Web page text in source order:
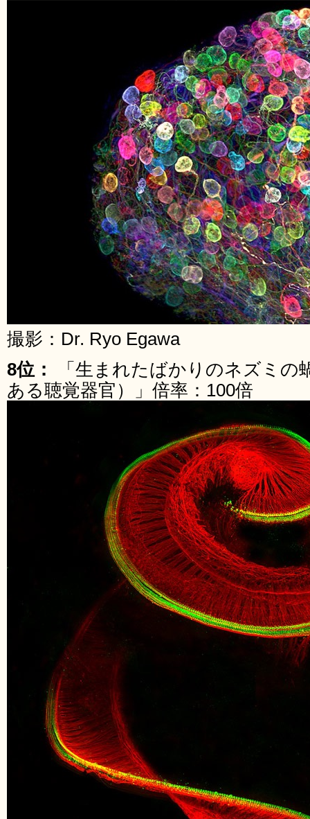
撮影：Dr. Ryo Egawa
8位：
「生まれたばかりのネズミの
ある聴覚器官）」倍率：100倍